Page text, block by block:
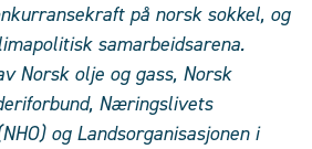
på norsk sokkel, og
samarbeidsarena.
Norsk olje og gass, Norsk
Næringslivets
og Landsorganisasjonen i